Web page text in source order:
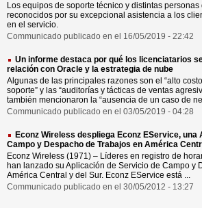
Los equipos de soporte técnico y distintas
reconocidos por su excepcional asistencia a los
en el servicio.
Communicado publicado en el 16/05/2019 - 22:42
Un informe destaca por qué los licenciatarios
relación con Oracle y la estrategia de nube
Algunas de las principales razones son el “alto
soporte” y las “auditorías y tácticas de ventas
también mencionaron la “ausencia de un caso de
Communicado publicado en el 03/05/2019 - 04:28
Econz Wireless despliega Econz EService,
Campo y Despacho de Trabajos en América
Econz Wireless (1971) – Líderes en registro de
han lanzado su Aplicación de Servicio de Campo y
América Central y del Sur. Econz EService está ...
Communicado publicado en el 30/05/2012 - 13:27